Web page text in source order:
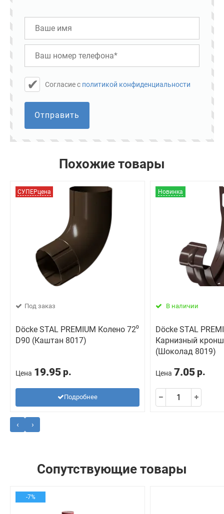
Cогласие с политикой конфиденциальности
Отправить
Похожие товары
СУПЕРцена
Под заказ
Döcke STAL PREMIUM Колено 72⁰
D90 (Каштан 8017)
Цена 19.95 р.
Подробнее
Новинка
В наличии
Döcke STAL
Карнизный
(Шоколад 8019)
Цена 7.05 р.
‹ ›
Сопутствующие товары
-7%